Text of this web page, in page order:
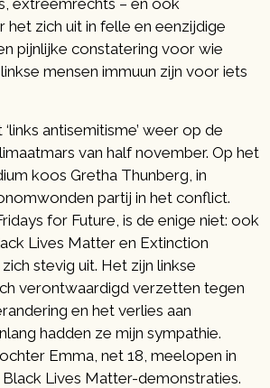
extreemrechts – en ook
het zich uit in felle en eenzijdige
pijnlijke constatering voor wie
mensen immuun zijn voor iets
antisemitisme’ weer op de
van half november. Op het
koos Gretha Thunberg, in
partij in het conflict.
for Future, is de enige niet: ook
Lives Matter en Extinction
stevig uit. Het zijn linkse
verontwaardigd verzetten tegen
en het verlies aan
hadden ze mijn sympathie.
Emma, net 18, meelopen in
Lives Matter-demonstraties.